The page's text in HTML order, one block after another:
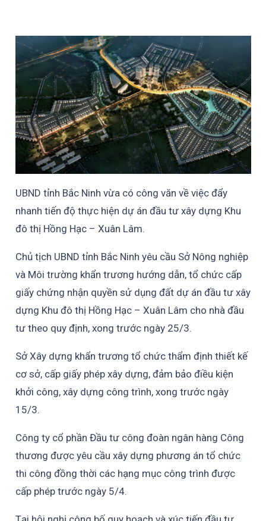
UBND tỉnh Bắc Ninh vừa có công văn về việc đẩy
nhanh tiến độ thực hiện dự án đầu tư xây dựng Khu
đô thị Hồng Hạc – Xuân Lâm.
Chủ tịch UBND tỉnh Bắc Ninh yêu cầu Sở Nông nghiệp
và Môi trường khẩn trương hướng dẫn, tổ chức cấp
giấy chứng nhận quyền sử dụng đất dự án đầu tư xây
dựng Khu đô thị Hồng Hạc – Xuân Lâm cho nhà đầu
tư theo quy định, xong trước ngày 25/3.
Sở Xây dựng khẩn trương tổ chức thẩm định thiết kế
cơ sở, cấp giấy phép xây dựng, đảm bảo điều kiện
khởi công, xây dựng công trình, xong trước ngày
15/3.
Công ty cổ phần Đầu tư công đoàn ngân hàng Công
thương được yêu cầu xây dựng phương án tổ chức
thi công đồng thời các hạng mục công trình được
cấp phép trước ngày 5/4.